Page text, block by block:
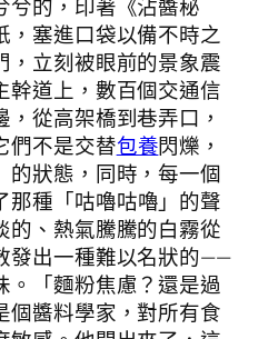
兮的，印著《沾醬秘
，塞進口袋以備不時之
，立刻被眼前的景象震
幹道上，數百個交通信
從高架橋到巷弄口，
們不是交替包養閃爍，
的狀態，同時，每一個
那種「咕嚕咕嚕」的聲
的、熱氣騰騰的白霧從
發出一種難以名狀的——
。「麵粉焦慮？還是過
個醬料學家，對所有食